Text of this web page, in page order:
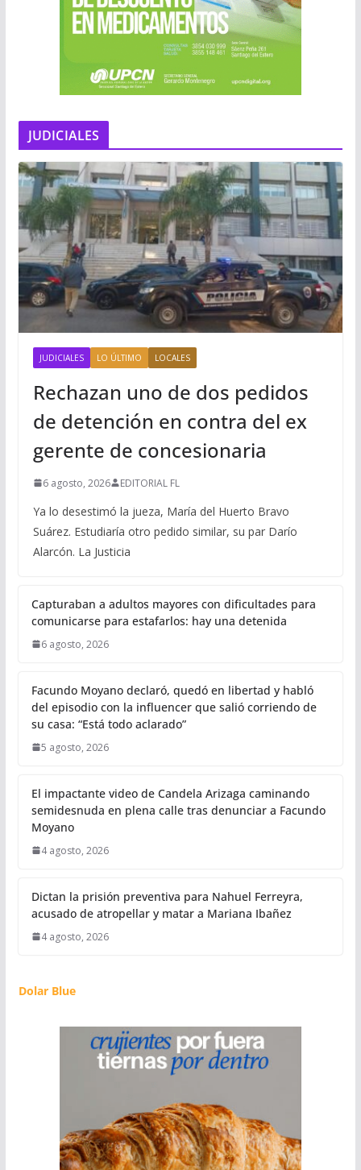
JUDICIALES
JUDICIALES LO ÚLTIMO LOCALES
Rechazan uno de dos pedidos
de detención en contra del ex
gerente de concesionaria
6 agosto, 2026 EDITORIAL FL
Ya lo desestimó la jueza, María del Huerto Bravo
Suárez. Estudiaría otro pedido similar, su par Darío
Alarcón. La Justicia
Capturaban a adultos mayores con dificultades para
comunicarse para estafarlos: hay una detenida
6 agosto, 2026
Facundo Moyano declaró, quedó en libertad y habló
del episodio con la influencer que salió corriendo de
su casa: “Está todo aclarado”
5 agosto, 2026
El impactante video de Candela Arizaga caminando
semidesnuda en plena calle tras denunciar a Facundo
Moyano
4 agosto, 2026
Dictan la prisión preventiva para Nahuel Ferreyra,
acusado de atropellar y matar a Mariana Ibañez
4 agosto, 2026
Dolar Blue